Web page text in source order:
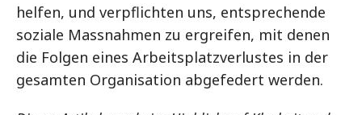
helfen, und verpflichten uns, entsprechende
soziale Massnahmen zu ergreifen, mit denen
die Folgen eines Arbeitsplatzverlustes in der
gesamten Organisation abgefedert werden.